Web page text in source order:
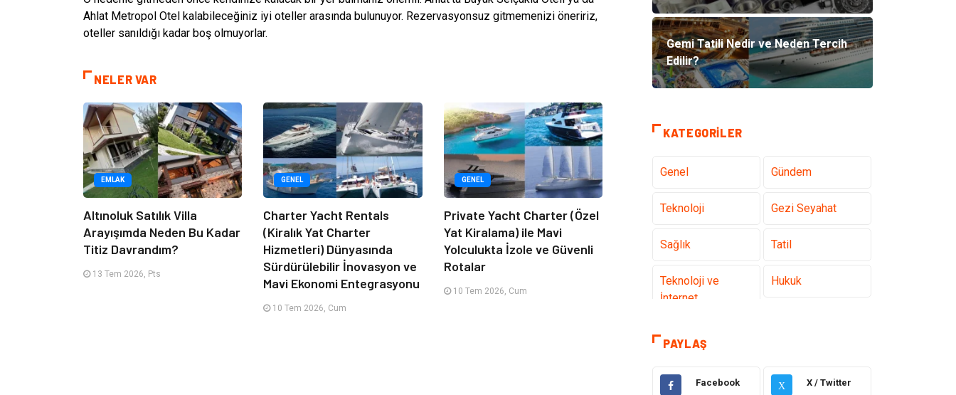
Ahlat Metropol Otel kalabileceğiniz iyi oteller arasında bulunuyor. Rezervasyonsuz gitmemenizi öneririz,
oteller sanıldığı kadar boş olmuyorlar.
NELER VAR
EMLAK
Altınoluk Satılık Villa
Arayışımda Neden Bu Kadar
Titiz Davrandım?
13 Tem 2026, Pts
GENEL
Charter Yacht Rentals
(Kiralık Yat Charter
Hizmetleri) Dünyasında
Sürdürülebilir İnovasyon ve
Mavi Ekonomi Entegrasyonu
10 Tem 2026, Cum
GENEL
Private Yacht Charter (Özel
Yat Kiralama) ile Mavi
Yolculukta İzole ve Güvenli
Rotalar
10 Tem 2026, Cum
Gemi Tatili Nedir ve Neden Tercih
Edilir?
KATEGORILER
Genel Gündem
Teknoloji Gezi Seyahat
Sağlık Tatil
Teknoloji ve
İnternet
Hukuk
Elektrik ve
Elektronik
Eğitim & Kariyer Makine
PAYLAŞ
Facebook X X / Twitter